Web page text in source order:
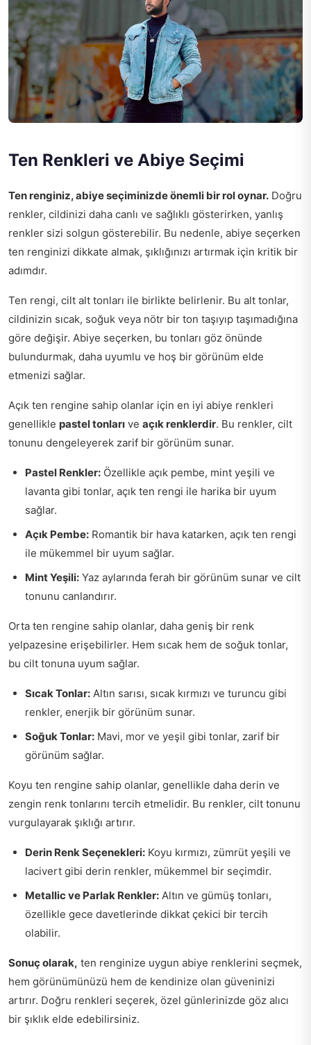
Ten Renkleri ve Abiye Seçimi
Ten renginiz, abiye seçiminizde önemli bir rol oynar. Doğru
renkler, cildinizi daha canlı ve sağlıklı gösterirken, yanlış
renkler sizi solgun gösterebilir. Bu nedenle, abiye seçerken
ten renginizi dikkate almak, şıklığınızı artırmak için kritik bir
adımdır.
Ten rengi, cilt alt tonları ile birlikte belirlenir. Bu alt tonlar,
cildinizin sıcak, soğuk veya nötr bir ton taşıyıp taşımadığına
göre değişir. Abiye seçerken, bu tonları göz önünde
bulundurmak, daha uyumlu ve hoş bir görünüm elde
etmenizi sağlar.
Açık ten rengine sahip olanlar için en iyi abiye renkleri
genellikle pastel tonları ve açık renklerdir. Bu renkler, cilt
tonunu dengeleyerek zarif bir görünüm sunar.
Pastel Renkler: Özellikle açık pembe, mint yeşili ve
lavanta gibi tonlar, açık ten rengi ile harika bir uyum
sağlar.
Açık Pembe: Romantik bir hava katarken, açık ten rengi
ile mükemmel bir uyum sağlar.
Mint Yeşili: Yaz aylarında ferah bir görünüm sunar ve cilt
tonunu canlandırır.
Orta ten rengine sahip olanlar, daha geniş bir renk
yelpazesine erişebilirler. Hem sıcak hem de soğuk tonlar,
bu cilt tonuna uyum sağlar.
Sıcak Tonlar: Altın sarısı, sıcak kırmızı ve turuncu gibi
renkler, enerjik bir görünüm sunar.
Soğuk Tonlar: Mavi, mor ve yeşil gibi tonlar, zarif bir
görünüm sağlar.
Koyu ten rengine sahip olanlar, genellikle daha derin ve
zengin renk tonlarını tercih etmelidir. Bu renkler, cilt tonunu
vurgulayarak şıklığı artırır.
Derin Renk Seçenekleri: Koyu kırmızı, zümrüt yeşili ve
lacivert gibi derin renkler, mükemmel bir seçimdir.
Metallic ve Parlak Renkler: Altın ve gümüş tonları,
özellikle gece davetlerinde dikkat çekici bir tercih
olabilir.
Sonuç olarak, ten renginize uygun abiye renklerini seçmek,
hem görünümünüzü hem de kendinize olan güveninizi
artırır. Doğru renkleri seçerek, özel günlerinizde göz alıcı
bir şıklık elde edebilirsiniz.